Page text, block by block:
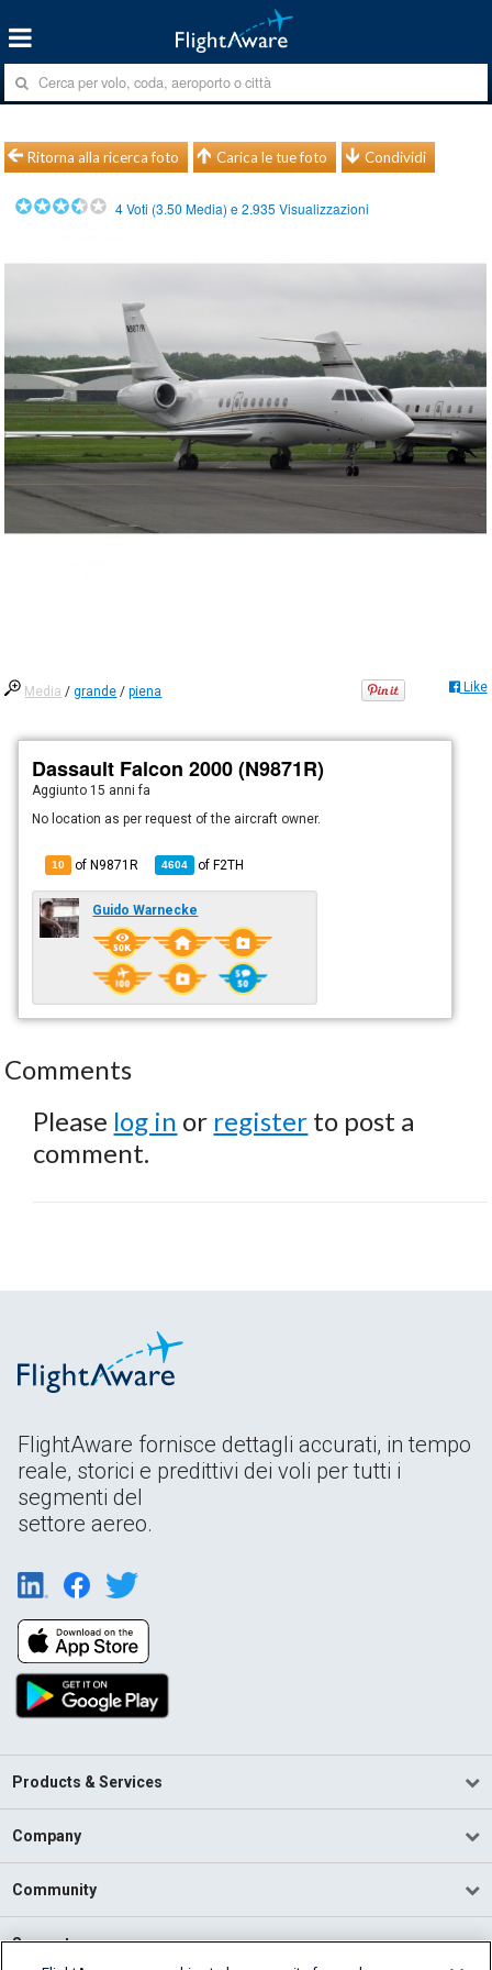
Ritorna alla ricerca foto Carica le tue foto Condividi
4Voti (3.50 Media) e2.935 Visualizzazioni
Media /grande /piena Like
Dassault Falcon 2000 (N9871R)
Aggiunto 15 anni fa
No location as per request of the aircraft owner.
10 of N9871R 4604 ofF2TH
Guido Warnecke
Comments
Please log in or register to post a
comment.
FlightAware fornisce dettagli accurati, in tempo
reale, storici e predittivi dei voli per tutti i
segmenti del
settore aereo.
Products & Services
Company
Community
Support